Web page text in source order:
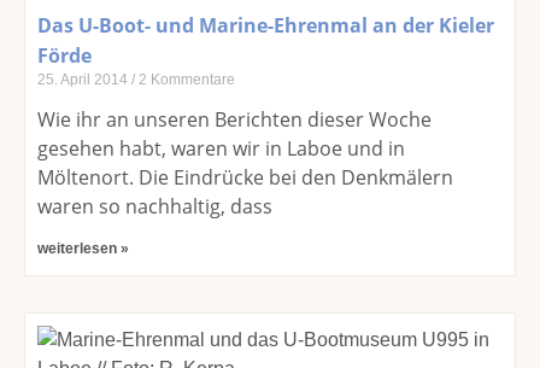
Das U-Boot- und Marine-Ehrenmal an der Kieler
Förde
25. April 2014 2 Kommentare
Wie ihr an unseren Berichten dieser Woche
gesehen habt, waren wir in Laboe und in
Möltenort. Die Eindrücke bei den Denkmälern
waren so nachhaltig, dass
weiterlesen »